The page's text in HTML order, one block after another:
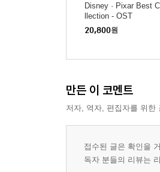
Disney · Pixar Best
llection - OST
20,800원
만든 이 코멘트
저자, 역자, 편집자를 위한
접수된 글은 확인을
독자 분들의 리뷰는